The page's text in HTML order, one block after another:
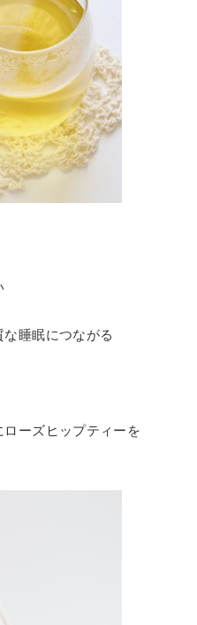
睡眠につながる
ーズヒップティーを